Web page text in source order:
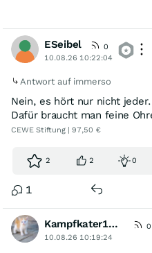
ESeibel
0
10.08.26 10:22:04
Antwort auf immerso
Nein, es hört nur nicht jeder.
Dafür braucht man feine
CEWE Stiftung | 97,50 €
2 2 0
1
Kampfkater1969
0
10.08.26 10:19:24